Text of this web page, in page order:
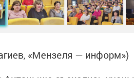
«Мензеля — информ»)